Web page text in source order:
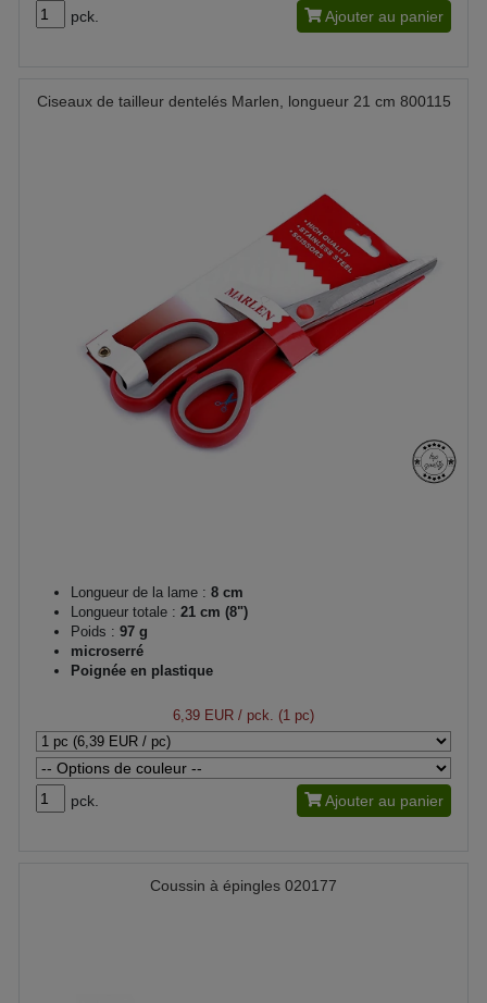
pck. Ajouter au panier
Ciseaux de tailleur dentelés Marlen, longueur 21 cm 800115
Longueur de la lame : 8 cm
Longueur totale : 21 cm (8")
Poids : 97 g
microserré
Poignée en plastique
6,39 EUR / pck. (1 pc)
pck. Ajouter au panier
Coussin à épingles 020177